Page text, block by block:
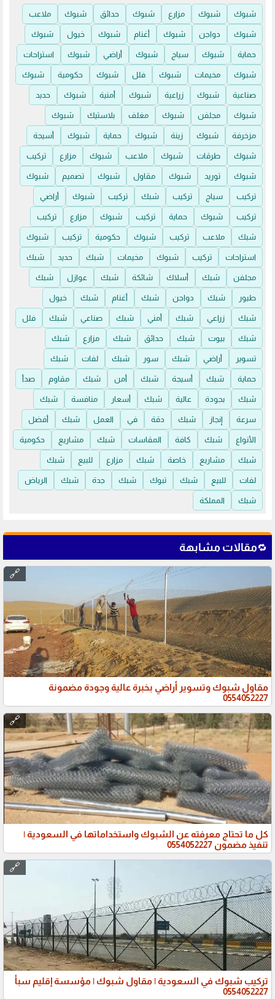
شبوك شبوك مزارع شبوك حدائق شبوك ملاعب
شبوك دواجن شبوك أغنام شبوك خيول شبوك
حماية شبوك سياج شبوك أراضي شبوك استراحات
شبوك مخيمات شبوك فلل شبوك حكومية شبوك
صناعية شبوك زراعية شبوك أمنية شبوك حديد
شبوك مجلفن شبوك مغلف بلاستيك شبوك
مزخرفة شبوك زينة شبوك حماية شبوك أسيجة
شبوك طرقات شبوك ملاعب شبوك مزارع تركيب
شبوك توريد شبوك مقاول شبوك تصميم شبوك
تركيب سياج تركيب شبك تركيب شبوك أراضي
تركيب شبوك حماية تركيب شبوك مزارع تركيب
شبك ملاعب تركيب شبوك حكومية تركيب شبوك
استراحات تركيب شبوك مخيمات شبك حديد شبك
مجلفن شبك أسلاك شائكة شبك عوازل شبك
طيور شبك دواجن شبك أغنام شبك خيول
شبك زراعي شبك أمني شبك صناعي شبك فلل
شبك بيوت شبك حدائق شبك مزارع شبك
تسوير أراضي شبك سور شبك لفات شبك
حماية شبك أسيجة شبك أمن شبك مقاوم صدأ
شبك بجودة عالية شبك أسعار منافسة شبك
سرعة إنجاز شبك دقة في العمل شبك أفضل
الأنواع شبك كافة المقاسات شبك مشاريع حكومية
شبك مشاريع خاصة شبك مزارع للبيع شبك
لفات للبيع شبك تبوك شبك جدة شبك الرياض
شبك المملكة
🔁مقالات مشابهة
مقاول شبوك وتسوير أراضي بخبرة عالية وجودة مضمونة
0554052227
🔗
كل ما تحتاج معرفته عن الشبوك واستخداماتها في السعودية |
تنفيذ مضمون 0554052227
🔗
تركيب شبوك في السعودية | مقاول شبوك | مؤسسة إقليم سبأ
0554052227
🔗